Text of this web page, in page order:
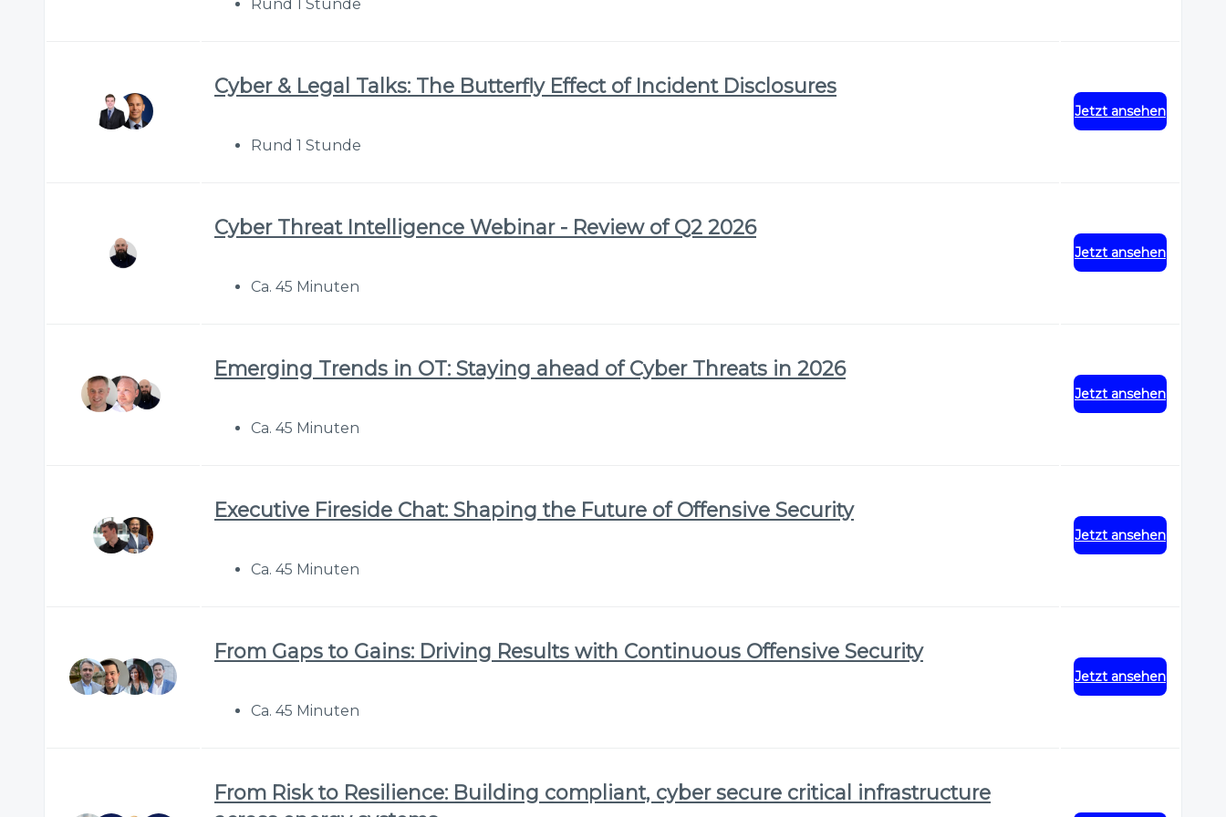
Rund 1 Stunde
Cyber & Legal Talks: The Butterfly Effect of Incident Disclosures
Rund 1 Stunde
Jetzt ansehen
Cyber Threat Intelligence Webinar - Review of Q2 2026
Ca. 45 Minuten
Jetzt ansehen
Emerging Trends in OT: Staying ahead of Cyber Threats in 2026
Ca. 45 Minuten
Jetzt ansehen
Executive Fireside Chat: Shaping the Future of Offensive Security
Ca. 45 Minuten
Jetzt ansehen
From Gaps to Gains: Driving Results with Continuous Offensive Security
Ca. 45 Minuten
Jetzt ansehen
From Risk to Resilience: Building compliant, cyber secure critical infrastructure